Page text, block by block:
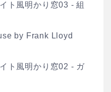
ト風明かり窓03 - 組
by Frank Lloyd
ト風明かり窓02 - ガ